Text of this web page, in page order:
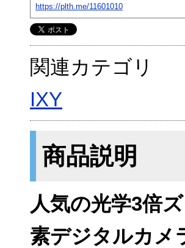
https://plth.me/11601010
関連カテゴリ
IXY
商品説明
人気の光学3倍
素デジタルカメ